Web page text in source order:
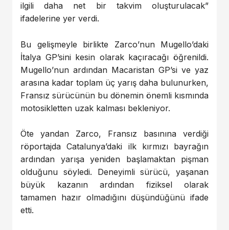
ilgili daha net bir takvim oluşturulacak”
ifadelerine yer verdi.
Bu gelişmeyle birlikte Zarco’nun Mugello’daki
İtalya GP’sini kesin olarak kaçıracağı öğrenildi.
Mugello’nun ardından Macaristan GP’si ve yaz
arasına kadar toplam üç yarış daha bulunurken,
Fransız sürücünün bu dönemin önemli kısmında
motosikletten uzak kalması bekleniyor.
Öte yandan Zarco, Fransız basınına verdiği
röportajda Catalunya’daki ilk kırmızı bayrağın
ardından yarışa yeniden başlamaktan pişman
olduğunu söyledi. Deneyimli sürücü, yaşanan
büyük kazanın ardından fiziksel olarak
tamamen hazır olmadığını düşündüğünü ifade
etti.